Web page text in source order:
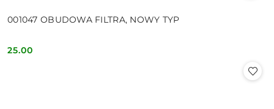
001047 OBUDOWA FILTRA, NOWY TYP
Cena:
25.00